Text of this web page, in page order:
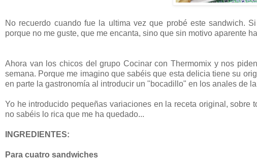
No recuerdo cuando fue la ultima vez que probé este sandwich.
porque no me guste, que me encanta, sino que sin motivo aparente
Ahora van los chicos del grupo Cocinar con Thermomix y nos
semana. Porque me imagino que sabéis que esta delicia tiene su
en parte la gastronomía al introducir un "bocadillo" en los anales de
Yo he introducido pequeñas variaciones en la receta original,
no sabéis lo rica que me ha quedado...
INGREDIENTES:
Para cuatro sandwiches